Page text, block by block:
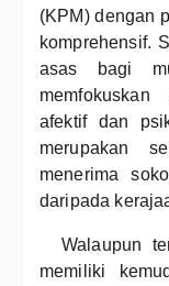
(KPM) dengan
komprehensif.
asas bagi
afektif dan
merupakan
menerima
daripada
Walaupun
memiliki